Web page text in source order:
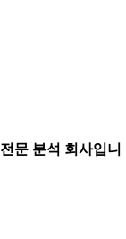
문 분석 회사입니